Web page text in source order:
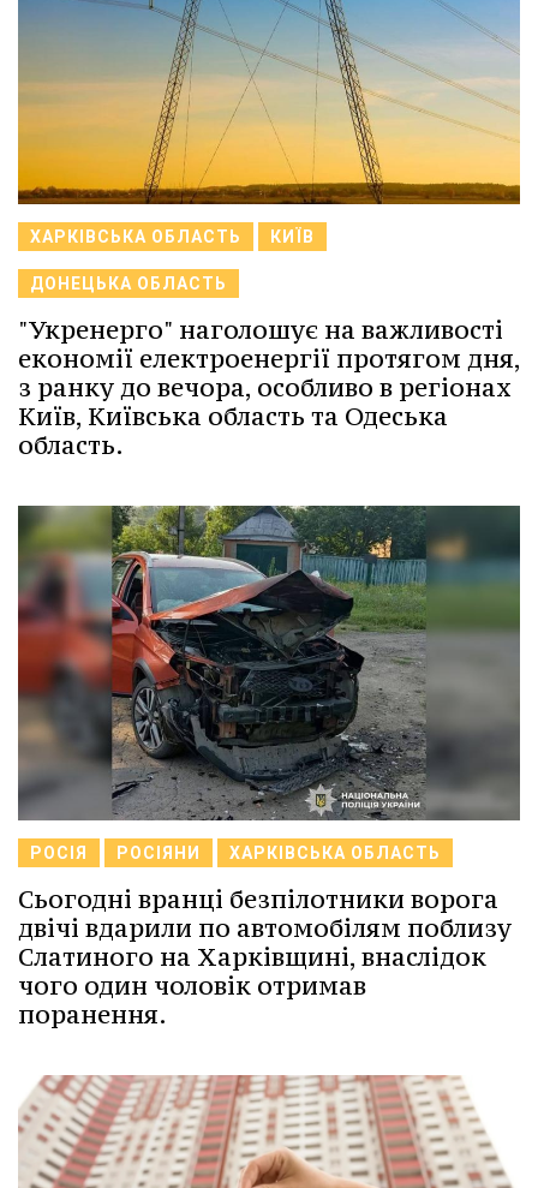
ХАРКІВСЬКА ОБЛАСТЬ КИЇВ
ДОНЕЦЬКА ОБЛАСТЬ
"Укренерго" наголошує на важливості
економії електроенергії протягом дня,
з ранку до вечора, особливо в регіонах
Київ, Київська область та Одеська
область.
РОСІЯ РОСІЯНИ ХАРКІВСЬКА ОБЛАСТЬ
Сьогодні вранці безпілотники ворога
двічі вдарили по автомобілям поблизу
Слатиного на Харківщині, внаслідок
чого один чоловік отримав
поранення.